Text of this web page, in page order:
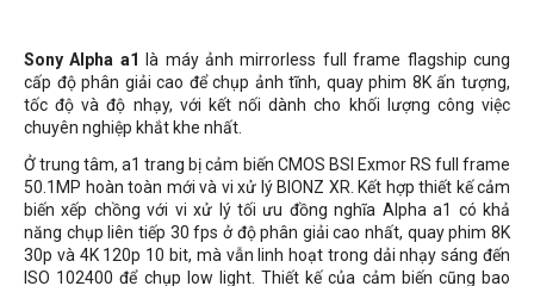
Sony Alpha a1
là máy ảnh mirrorless full frame flagship cung
cấp độ phân giải cao để chụp ảnh tĩnh, quay phim 8K ấn tượng,
tốc độ và độ nhạy, với kết nối dành cho khối lượng công việc
chuyên nghiệp khắt khe nhất.
Ở trung tâm, a1 trang bị cảm biến CMOS BSI Exmor RS full frame
50.1MP hoàn toàn mới và vi xử lý BIONZ XR. Kết hợp thiết kế cảm
biến xếp chồng với vi xử lý tối ưu đồng nghĩa Alpha a1 có khả
năng chụp liên tiếp 30 fps ở độ phân giải cao nhất, quay phim 8K
30p và 4K 120p 10 bit, mà vẫn linh hoạt trong dải nhạy sáng đến
ISO 102400 để chụp low light. Thiết kế của cảm biến cũng bao